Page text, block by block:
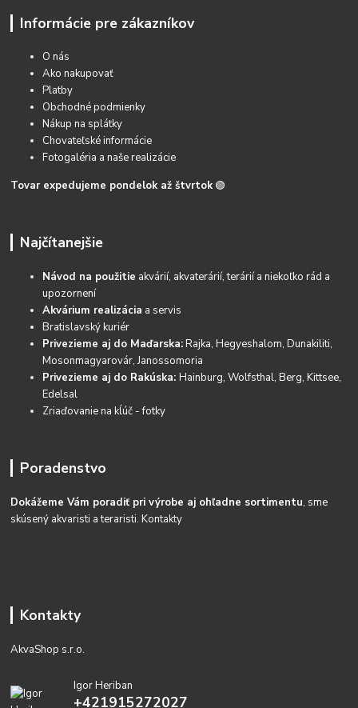
Informácie pre zákazníkov
O nás
Ako nakupovať
Platby
Obchodné podmienky
Nákup na splátky
Chovateľské informácie
Fotogaléria a naše realizácie
Tovar expedujeme pondelok až štvrtok 🟢
Najčítanejšie
Návod na použitie akvárií, akvaterárií, terárií a niekoľko rád a
upozornení
Akvárium realizácia a servis
Bratislavský kuriér
Privezieme aj do Maďarska:Rajka, Hegyeshalom, Dunakiliti,
Mosonmagyarovár, Janossomoria
Privezieme aj do Rakúska:Hainburg, Wolfsthal, Berg, Kittsee,
Edelsal
Zriaďovanie na kĺúč - fotky
Poradenstvo
Dokážeme Vám poradiť pri výrobe aj ohľadne sortimentu, sme
skúsený akvaristi a teraristi.Kontakty
Kontakty
AkvaShop s.r.o.
Igor Heriban
+421915272027